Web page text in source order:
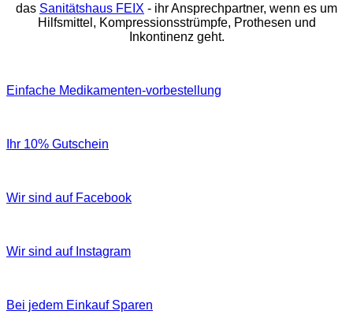
das Sanitätshaus FEIX - ihr Ansprechpartner, wenn es um
Hilfsmittel, Kompressionsstrümpfe, Prothesen und
Inkontinenz geht.
Einfache Medikamenten-vorbestellung
Ihr 10% Gutschein
Wir sind auf Facebook
Wir sind auf Instagram
Bei jedem Einkauf Sparen